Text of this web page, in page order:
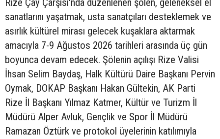
Rize Çay Çarşısı'nda düzenlenen şölen, geleneksel el
sanatlarını yaşatmak, usta sanatçıları desteklemek ve
asırlık kültürel mirası gelecek kuşaklara aktarmak
amacıyla 7-9 Ağustos 2026 tarihleri arasında üç gün
boyunca devam edecek. Şölenin açılışı Rize Valisi
İhsan Selim Baydaş, Halk Kültürü Daire Başkanı Pervin
Oymak, DOKAP Başkanı Hakan Gültekin, AK Parti
Rize İl Başkanı Yılmaz Katmer, Kültür ve Turizm İl
Müdürü Alper Avluk, Gençlik ve Spor İl Müdürü
Ramazan Öztürk ve protokol üyelerinin katılımıyla